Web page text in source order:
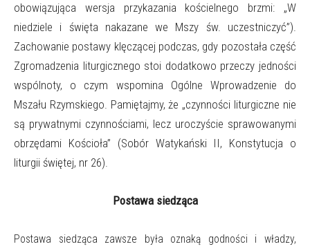
obowiązująca wersja przykazania kościelnego brzmi: „W
niedziele i święta nakazane we Mszy św. uczestniczyć”).
Zachowanie postawy klęczącej podczas, gdy pozostała część
Zgromadzenia liturgicznego stoi dodatkowo przeczy jedności
wspólnoty, o czym wspomina Ogólne Wprowadzenie do
Mszału Rzymskiego. Pamiętajmy, że „czynności liturgiczne nie
są prywatnymi czynnościami, lecz uroczyście sprawowanymi
obrzędami Kościoła” (Sobór Watykański II, Konstytucja o
liturgii świętej, nr 26).
Postawa siedząca
Postawa siedząca zawsze była oznaką godności i władzy,